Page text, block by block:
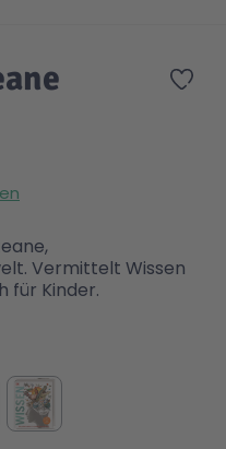
Zur
Vermittelt Wissen
für Kinder.